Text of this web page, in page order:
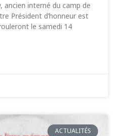
ancien interné du camp de
Président d’honneur est
le samedi 14
ACTUALITÉS